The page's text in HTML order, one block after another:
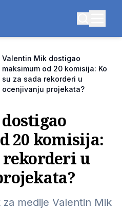
Valentin Mik dostigao
maksimum od 20 komisija: Ko
su za sada rekorderi u
ocenjivanju projekata?
20 komisija:
rekorderi u
medije Valentin Mik